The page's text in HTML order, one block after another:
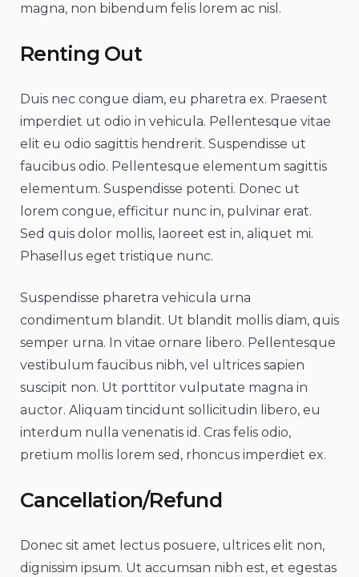
magna, non bibendum felis lorem ac nisl.
Renting Out
Duis nec congue diam, eu pharetra ex. Praesent
imperdiet ut odio in vehicula. Pellentesque vitae
elit eu odio sagittis hendrerit. Suspendisse ut
faucibus odio. Pellentesque elementum sagittis
elementum. Suspendisse potenti. Donec ut
lorem congue, efficitur nunc in, pulvinar erat.
Sed quis dolor mollis, laoreet est in, aliquet mi.
Phasellus eget tristique nunc.
Suspendisse pharetra vehicula urna
condimentum blandit. Ut blandit mollis diam, quis
semper urna. In vitae ornare libero. Pellentesque
vestibulum faucibus nibh, vel ultrices sapien
suscipit non. Ut porttitor vulputate magna in
auctor. Aliquam tincidunt sollicitudin libero, eu
interdum nulla venenatis id. Cras felis odio,
pretium mollis lorem sed, rhoncus imperdiet ex.
Cancellation/Refund
Donec sit amet lectus posuere, ultrices elit non,
dignissim ipsum. Ut accumsan nibh est, et egestas